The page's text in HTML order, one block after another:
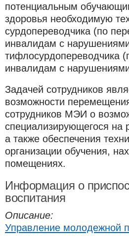
потенциальным
здоровья необходимую
сурдопереводчика (по
инвалидам с
тифлосурдопереводчика
инвалидам с
Задачей сотрудников
возможности
сотрудников МЭИ о
специализирующегося на
а также обеспечения
организации обучения,
помещениях.
Информация о
воспитания
Описание:
Управление молодежной